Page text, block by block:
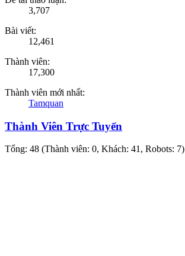
3,707
Bài viết:
12,461
Thành viên:
17,300
Thành viên mới nhất:
Tamquan
Thành Viên Trực Tuyến
Tổng: 48 (Thành viên: 0, Khách: 41, Robots: 7)